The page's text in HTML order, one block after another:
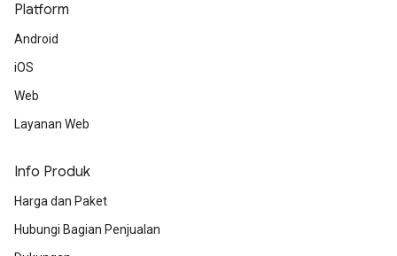
Platform
Android
iOS
Web
Layanan Web
Info Produk
Harga dan Paket
Hubungi Bagian Penjualan